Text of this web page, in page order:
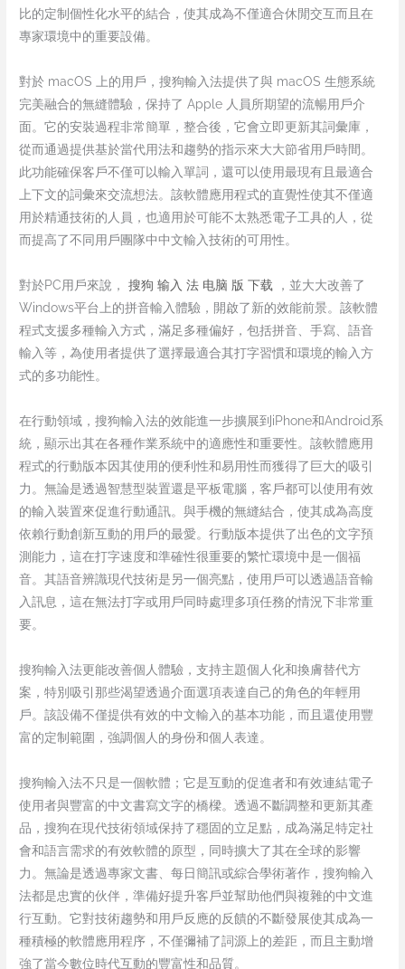
比的定制個性化水平的結合，使其成為不僅適合休閒交互而且在
專家環境中的重要設備。
對於 macOS 上的用戶，搜狗輸入法提供了與 macOS 生態系統
完美融合的無縫體驗，保持了 Apple 人員所期望的流暢用戶介
面。它的安裝過程非常簡單，整合後，它會立即更新其詞彙庫，
從而通過提供基於當代用法和趨勢的指示來大大節省用戶時間。
此功能確保客戶不僅可以輸入單詞，還可以使用最現有且最適合
上下文的詞彙來交流想法。該軟體應用程式的直覺性使其不僅適
用於精通技術的人員，也適用於可能不太熟悉電子工具的人，從
而提高了不同用戶團隊中中文輸入技術的可用性。
對於PC用戶來說，搜狗 输入 法 电脑 版 下载 ，並大大改善了
Windows平台上的拼音輸入體驗，開啟了新的效能前景。該軟體
程式支援多種輸入方式，滿足多種偏好，包括拼音、手寫、語音
輸入等，為使用者提供了選擇最適合其打字習慣和環境的輸入方
式的多功能性。
在行動領域，搜狗輸入法的效能進一步擴展到iPhone和Android系
統，顯示出其在各種作業系統中的適應性和重要性。該軟體應用
程式的行動版本因其使用的便利性和易用性而獲得了巨大的吸引
力。無論是透過智慧型裝置還是平板電腦，客戶都可以使用有效
的輸入裝置來促進行動通訊。與手機的無縫結合，使其成為高度
依賴行動創新互動的用戶的最愛。行動版本提供了出色的文字預
測能力，這在打字速度和準確性很重要的繁忙環境中是一個福
音。其語音辨識現代技術是另一個亮點，使用戶可以透過語音輸
入訊息，這在無法打字或用戶同時處理多項任務的情況下非常重
要。
搜狗輸入法更能改善個人體驗，支持主題個人化和換膚替代方
案，特別吸引那些渴望透過介面選項表達自己的角色的年輕用
戶。該設備不僅提供有效的中文輸入的基本功能，而且還使用豐
富的定制範圍，強調個人的身份和個人表達。
搜狗輸入法不只是一個軟體；它是互動的促進者和有效連結電子
使用者與豐富的中文書寫文字的橋樑。透過不斷調整和更新其產
品，搜狗在現代技術領域保持了穩固的立足點，成為滿足特定社
會和語言需求的有效軟體的原型，同時擴大了其在全球的影響
力。無論是透過專家文書、每日簡訊或綜合學術著作，搜狗輸入
法都是忠實的伙伴，準備好提升客戶並幫助他們與複雜的中文進
行互動。它對技術趨勢和用戶反應的反饋的不斷發展使其成為一
種積極的軟體應用程序，不僅彌補了詞源上的差距，而且主動增
強了當今數位時代互動的豐富性和品質。